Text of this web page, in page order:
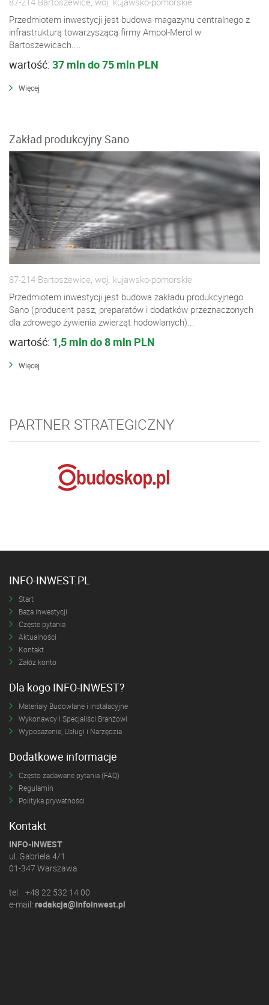
Przedmiotem inwestycji jest budowa magazynu centralnego z
infrastrukturą towarzyszącą firmy Ampol-Merol w
Bartoszewicach....
wartość: 37 mln do 75 mln PLN
Więcej
Zakład produkcyjny Sano
87-214 Bartoszewice, woj. kujawsko-pomorskie
Przedmiotem inwestycji jest budowa zakładu produkcyjnego
Sano (producent pasz, preparatów i dodatków przeznaczonych
dla zdrowego żywienia zwierząt hodowlanych)...
wartość: 1,5 mln do 8 mln PLN
Więcej
PARTNER STRATEGICZNY
INFO-INWEST.PL
Start
Baza inwestycji
Częste pytania
Aktualności
Kontakt
Załóż konto
Dla kogo INFO-INWEST?
Materiały Budowlane i Instalacyjne
Wykonawcy i Specjaliści Branżowi
Wyposażenie, Usługi i Narzędzia
Dodatkowe informacje
Często zadawane pytania (FAQ)
Regulamin
Polityka prywatności
Kontakt
INFO-INWEST
ul. Gabriela 4/1
01-347 Warszawa
tel. +48 22 532 14 00
e-mail: redakcja@infoinwest.pl